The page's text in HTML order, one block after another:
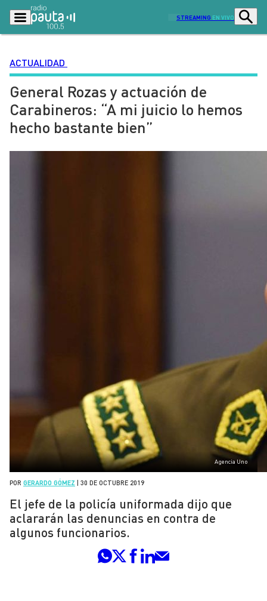
STREAMING EN VIVO
Podcasts
Lo Último Actualidad
Ciudad
ACTUALIDAD
General Rozas y actuación de
Carabineros: “A mi juicio lo hemos
hecho bastante bien”
Agencia Uno
POR GERARDO GÓMEZ 30 DE OCTUBRE 2019
El jefe de la policía uniformada dijo que
aclararán las denuncias en contra de
algunos funcionarios.